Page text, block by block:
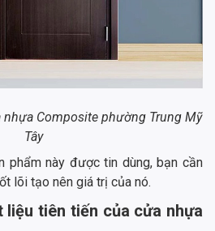
Composite phường Trung Mỹ
Tây
phẩm này được tin dùng, bạn cần
lõi tạo nên giá trị của nó.
liệu tiên tiến của cửa nhựa